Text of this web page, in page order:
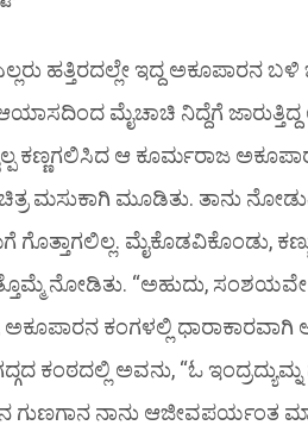
ಹತ್ತಿರದಲ್ಲೇ ಇದ್ದ ಅಕೂಪಾರನ ಬಳಿ
ಮೈಚಾಚಿ ನಿದ್ದೆಗೆ
ಕಣ್ಣಗಲಿಸಿದ ಆ ಕೂರ್ಮರಾಜ
ಮಸುಕಾಗಿ ಮೂಡಿತು. ತಾನು
ಮೈಕೊಡವಿಕೊಂಡು,
ನೋಡಿತು. “ಅಹುದು, ಸಂಶಯವೇ
ಕಂಗಳಲ್ಲಿ ಧಾರಾಕಾರವಾಗಿ
ಕಂಠದಲ್ಲಿ ಅವನು, “ಓ
ನಾನು ಆಜೀವಪರ್ಯಂತ